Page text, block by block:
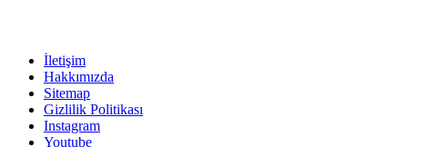
İletişim
Hakkımızda
Sitemap
Gizlilik Politikası
Instagram
Youtube